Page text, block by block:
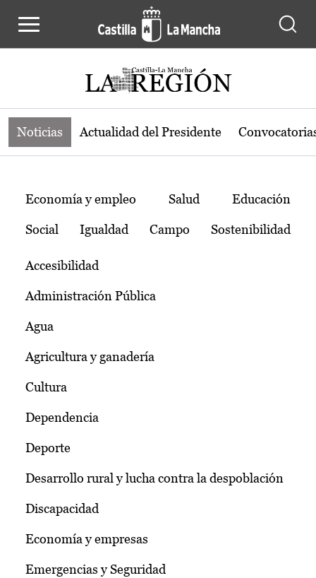
Noticias de la región de Castilla-La
Noticias Actualidad del Presidente
Temas
Economía y empleo Salud Educación
Social Igualdad Campo Sostenibilidad
Accesibilidad
Administración Pública
Agua
Agricultura y ganadería
Cultura
Dependencia
Deporte
Desarrollo rural y lucha contra la despoblación
Discapacidad
Economía y empresas
Emergencias y Seguridad